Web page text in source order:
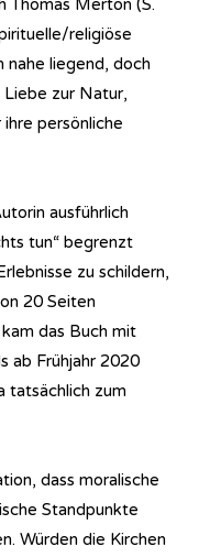
Thomas Merton (S.
religiöse
nahe liegend, doch
Liebe zur Natur,
persönliche
ausführlich
tun“ begrenzt
zu schildern,
20 Seiten
das Buch mit
ab Frühjahr 2020
tatsächlich zum
dass moralische
Standpunkte
Würden die Kirchen